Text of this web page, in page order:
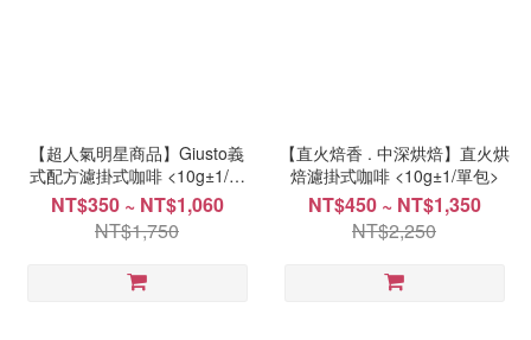
【超人氣明星商品】Giusto義
式配方濾掛式咖啡 <10g±1/單
包>
NT$350 ~ NT$1,060
NT$1,750
【直火焙香 . 中深烘焙】直火烘
焙濾掛式咖啡 <10g±1/單包>
NT$450 ~ NT$1,350
NT$2,250